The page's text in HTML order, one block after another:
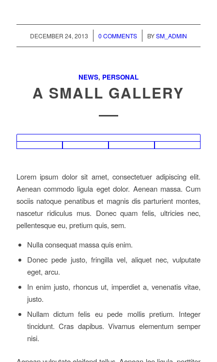
DECEMBER 24, 2013
/ 0 COMMENTS
/ BYSM_ADMIN
NEWS, PERSONAL
A SMALL GALLERY
Lorem ipsum dolor sit amet, consectetuer adipiscing elit.
Aenean commodo ligula eget dolor. Aenean massa. Cum
sociis natoque penatibus et magnis dis parturient montes,
nascetur ridiculus mus. Donec quam felis, ultricies nec,
pellentesque eu, pretium quis, sem.
Nulla consequat massa quis enim.
Donec pede justo, fringilla vel, aliquet nec, vulputate
eget, arcu.
In enim justo, rhoncus ut, imperdiet a, venenatis vitae,
justo.
Nullam dictum felis eu pede mollis pretium. Integer
tincidunt. Cras dapibus. Vivamus elementum semper
nisi.